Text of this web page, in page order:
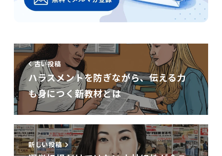
古い投稿
ハラスメントを防ぎながら、伝える力
も身につく新教材とは
新しい投稿